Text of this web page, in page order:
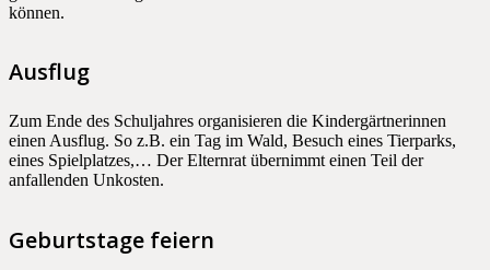
können.
Ausflug
Zum Ende des Schuljahres organisieren die Kindergärtnerinnen
einen Ausflug. So z.B. ein Tag im Wald, Besuch eines Tierparks,
eines Spielplatzes,… Der Elternrat übernimmt einen Teil der
anfallenden Unkosten.
Geburtstage feiern